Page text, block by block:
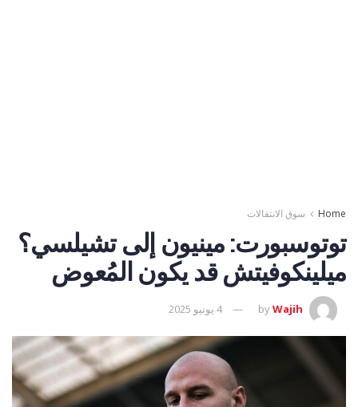
Home سوق الانتقالات
توتوسبورت: مينيون إلى تشيلسي؟
ميلينكوفيتش قد يكون المُعوض
byWajih 4 يونيو 2025